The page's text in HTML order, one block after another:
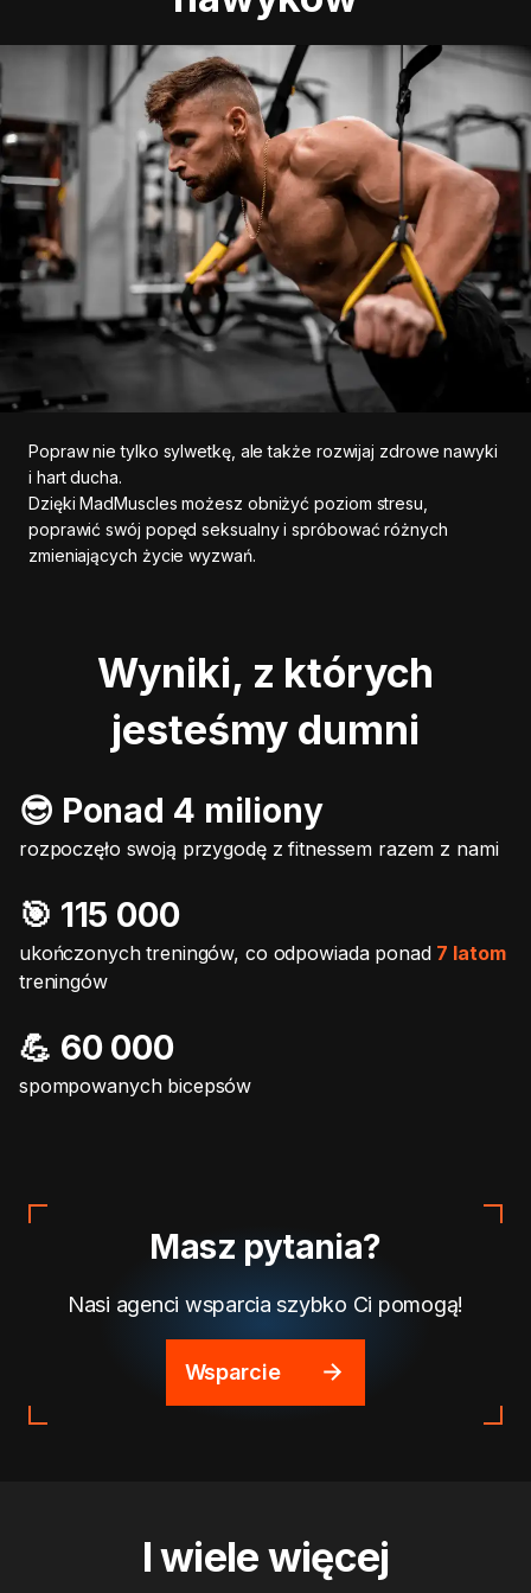
Popraw nie tylko sylwetkę, ale także rozwijaj zdrowe nawyki
i hart ducha.
Dzięki MadMuscles możesz obniżyć poziom stresu,
poprawić swój popęd seksualny i spróbować różnych
zmieniających życie wyzwań.
Wyniki, z których
jesteśmy dumni
😎 Ponad 4 miliony
rozpoczęło swoją przygodę z fitnessem razem z nami
🎯️ 115 000
ukończonych treningów, co odpowiada ponad 7 latom
treningów
💪 60 000
spompowanych bicepsów
Masz pytania?
Nasi agenci wsparcia szybko Ci pomogą!
Wsparcie
I wiele więcej